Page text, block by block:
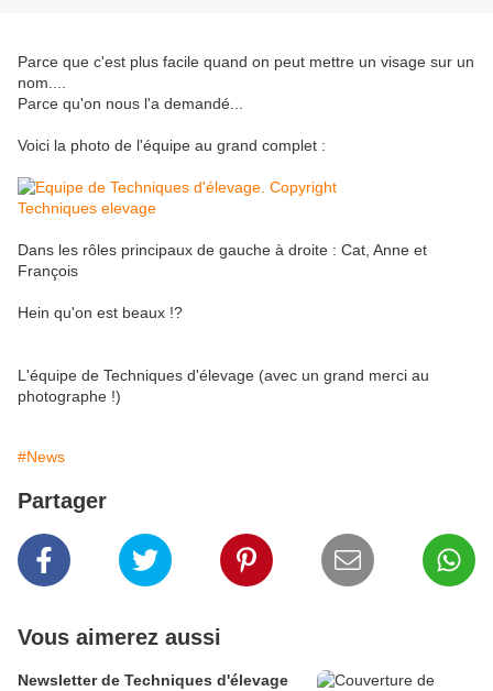
Parce que c'est plus facile quand on peut mettre un visage sur un
nom....
Parce qu'on nous l'a demandé...
Voici la photo de l'équipe au grand complet :
Dans les rôles principaux de gauche à droite : Cat, Anne et
François
Hein qu'on est beaux !?
L'équipe de Techniques d'élevage (avec un grand merci au
photographe !)
#News
Partager
Vous aimerez aussi
Newsletter de Techniques d'élevage